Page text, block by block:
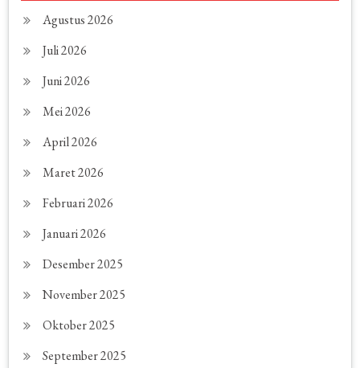
Agustus 2026
Juli 2026
Juni 2026
Mei 2026
April 2026
Maret 2026
Februari 2026
Januari 2026
Desember 2025
November 2025
Oktober 2025
September 2025